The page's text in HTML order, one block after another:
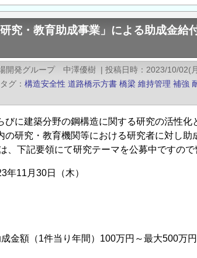
究・教育助成事業」による助成金給
開発グループ 中澤優樹 | 投稿日時
2023/10/02(
タグ 構造安全性 道路橋示方書 橋梁 維持管理 補強
びに建築分野の鋼構造に関する研究の活性
の研究・教育機関等における研究者に対し
、下記要領にて研究テーマを公募中ですので
11月30日（木）
額（1件当り年間）100万円～最大500